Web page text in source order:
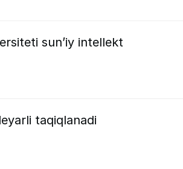
sun’iy intellekt
taqiqlanadi